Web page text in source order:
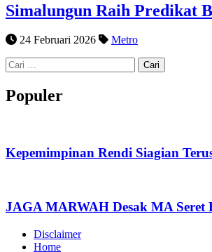
Simalungun Raih Predikat
24 Februari 2026
Metro
Cari
untuk:
Populer
Kepemimpinan Rendi Siagian
JAGA MARWAH Desak MA Seret
Disclaimer
Home